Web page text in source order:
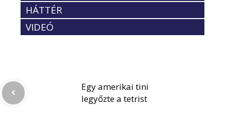
HÁTTÉR
VIDEÓ
Egy amerikai tini
legyőzte a tetrist